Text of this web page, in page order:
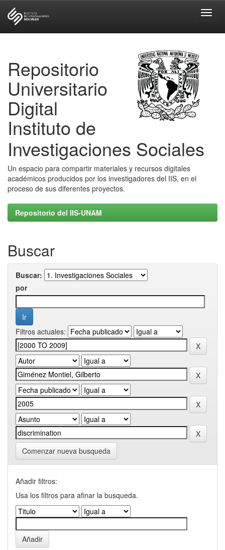
Repositorio
Universitario
Digital
Instituto de
Investigaciones Sociales
Un espacio para compartir materiales y recursos digitales
académicos producidos por los investigadores del IIS, en el
proceso de sus diferentes proyectos.
Repositorio del IIS-UNAM
Buscar
Buscar:
por
Filtros actuales:
Comenzar nueva busqueda
Añadir filtros:
Usa los filtros para afinar la busqueda.